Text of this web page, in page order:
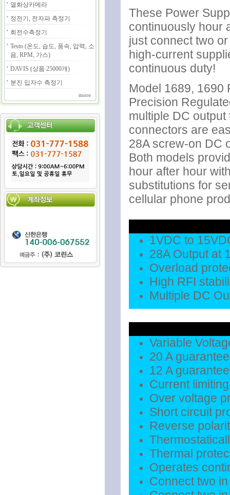
열화상카메라
정전기, 전자파 측정기
회전수측정기
Testo (온도, 습도, 풍속, 압력, 소
음, RPM, 가스)
DAVIS (상품 25000개)
분진 입자수 측정기
more
These Power
continuously hour
just connect two
high-current
continuous duty!
Model 1689, 1690
Precision
multiple DC
connectors are
28A screw-on DC
Both models
hour after hour
substitutions for
cellular phone
1VDC to
28A Output at
Overload
High RFI
Multiple DC
Variable
20 A
12 A
Current
Over voltage
Short circuit
Reverse
Thermal
Operates
Connect two